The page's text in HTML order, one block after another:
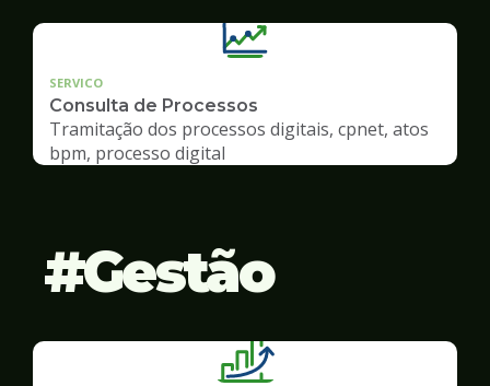
SERVICO
Consulta de Processos
Tramitação dos processos digitais, cpnet, atos
bpm, processo digital
Gestão